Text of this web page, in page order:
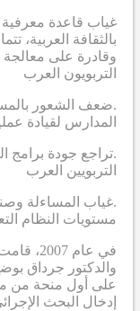
غياب قاعدة معرفية
بالثقافة العربية،
وقادرة على معالجة
التربويون العرب
.ضعف الشعور
المدارس لقيادة
.تراجع جودة برامج
التربويين العرب
.غياب المساءلة
مستويات النظام
في عام
والدكتور جرداق
على أول منحة من
إدخال البحث